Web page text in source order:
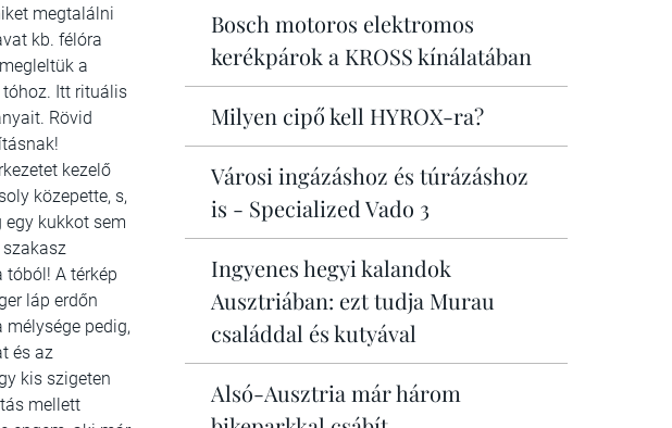
megtalálni
kb. félóra
a
Itt rituális
Rövid
kezelő
közepette, s,
egy kukkot sem
tóból! A térkép
láp erdőn
mélysége pedig,
és az
kis szigeten
mellett
Bosch motoros elektromos
kerékpárok a KROSS kínálatában
Milyen cipő kell HYROX-ra?
Városi ingázáshoz és túrázáshoz
is - Specialized Vado 3
Ingyenes hegyi kalandok
Ausztriában: ezt tudja Murau
családdal és kutyával
Alsó-Ausztria már három